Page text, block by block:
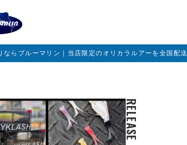
ならブルーマリン｜当店限定のオリカラルアーを全国配送
RELEASE